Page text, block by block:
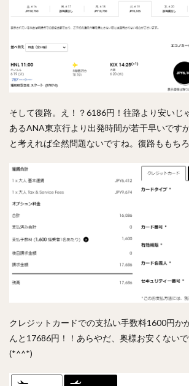
そして復路。え！？6186円！往路より安いじ
あるANA東京行より出発時間が若干早いです
と考えれば全然問題ないですね。復路ももち
クレジットカードでの支払い手数料1600円か
んと17686円！！あらやだ、奥様お安くない
(*^^*)